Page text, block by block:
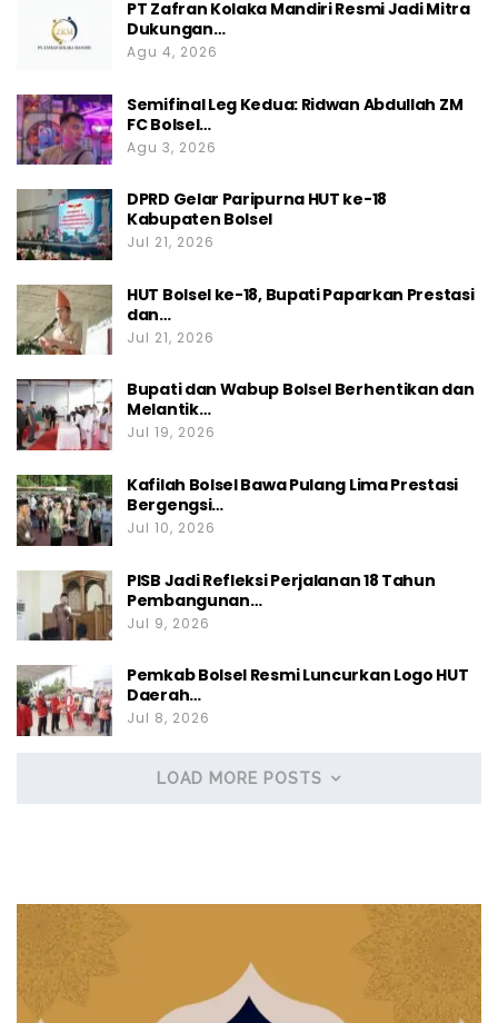
PT Zafran Kolaka Mandiri Resmi Jadi Mitra
Dukungan…
Agu 4, 2026
Semifinal Leg Kedua: Ridwan Abdullah ZM
FC Bolsel…
Agu 3, 2026
DPRD Gelar Paripurna HUT ke-18
Kabupaten Bolsel
Jul 21, 2026
HUT Bolsel ke-18, Bupati Paparkan Prestasi
dan…
Jul 21, 2026
Bupati dan Wabup Bolsel Berhentikan dan
Melantik…
Jul 19, 2026
Kafilah Bolsel Bawa Pulang Lima Prestasi
Bergengsi…
Jul 10, 2026
PISB Jadi Refleksi Perjalanan 18 Tahun
Pembangunan…
Jul 9, 2026
Pemkab Bolsel Resmi Luncurkan Logo HUT
Daerah…
Jul 8, 2026
LOAD MORE POSTS